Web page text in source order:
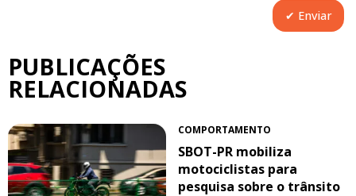
PUBLICAÇÕES
RELACIONADAS
COMPORTAMENTO
SBOT-PR mobiliza
motociclistas para
pesquisa sobre o trânsito